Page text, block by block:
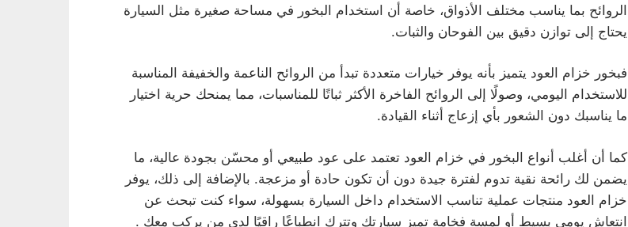
الروائح بما يناسب مختلف الأذواق، خاصة أن استخدام البخور في مساحة صغيرة مثل السيارة
يحتاج إلى توازن دقيق بين الفوحان والثبات.
فبخور خزام العود يتميز بأنه يوفر خيارات متعددة تبدأ من الروائح الناعمة والخفيفة المناسبة
للاستخدام اليومي، وصولًا إلى الروائح الفاخرة الأكثر ثباتًا للمناسبات، مما يمنحك حرية اختيار
ما يناسبك دون الشعور بأي إزعاج أثناء القيادة.
كما أن أغلب أنواع البخور في خزام العود تعتمد على عود طبيعي أو محسّن بجودة عالية، ما
يضمن لك رائحة نقية تدوم لفترة جيدة دون أن تكون حادة أو مزعجة. بالإضافة إلى ذلك، يوفر
خزام العود منتجات عملية تناسب الاستخدام داخل السيارة بسهولة، سواء كنت تبحث عن
انتعاش يومي بسيط أو لمسة فخامة تميز سيارتك وتترك انطباعًا راقيًا لدى من يركب معك .